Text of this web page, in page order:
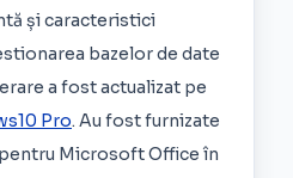
și caracteristici
bazelor de date
a fost actualizat pe
Pro. Au fost furnizate
Microsoft Office în